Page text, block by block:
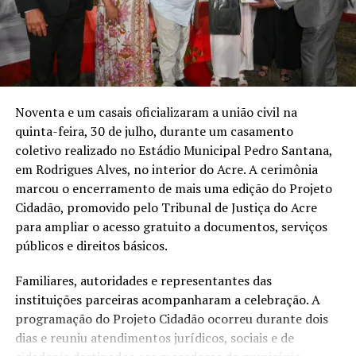
TJAC
UP NEXT
Peru e Bolívia defendem cooperação judicial e proteção
de direitos no Fonaje no Acre
Palácio da Justiça recebe mais de 400 estudantes
durante Semana Nacional de Museus no Acre
Um dos relatos apresentados foi o de Francisco Alves,
que cedeu parte da própria casa para o funcionamento
dos primeiros serviços de cartório da comunidade. Sem
imóvel disponível na antiga vila, o atendimento foi
instalado na sala da residência, onde permaneceu por
quatro anos.
A roda de conversa integrou as atividades do Projeto
Cidadão, iniciativa que levou serviços públicos,
documentação e atendimento à população de Rodrigues
Alves. A programação terminou com a realização de um
casamento coletivo.
X Facebook WhatsApp
LinkedIn Telegram
Noventa e um casais oficializaram a união civil na
quinta-feira, 30 de julho, durante um casamento
coletivo realizado no Estádio Municipal Pedro Santana,
em Rodrigues Alves, no interior do Acre. A cerimônia
marcou o encerramento de mais uma edição do Projeto
Cidadão, promovido pelo Tribunal de Justiça do Acre
para ampliar o acesso gratuito a documentos, serviços
públicos e direitos básicos.
Familiares, autoridades e representantes das
instituições parceiras acompanharam a celebração. A
programação do Projeto Cidadão ocorreu durante dois
dias e reuniu atendimentos jurídicos, sociais e de